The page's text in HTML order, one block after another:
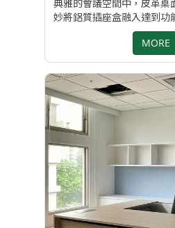
典雅的會議空間中，皮革桌
妙將鋁質插座盒融入達到功
與鐵腳座，讓各桌組可合併
辦公空間內木紋美耐皿桌組
桌腳，穩重大方又實用。
馨
MORE